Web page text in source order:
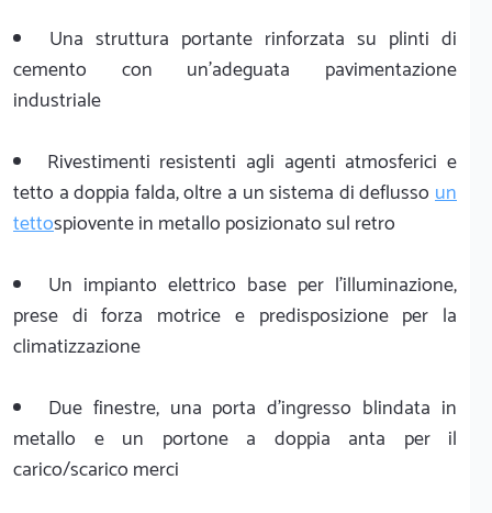
Una struttura portante rinforzata su plinti di
cemento con un'adeguata pavimentazione
industriale
Rivestimenti resistenti agli agenti atmosferici e
tetto a doppia falda, oltre a un sistema di deflusso un
tettospiovente in metallo posizionato sul retro
Un impianto elettrico base per l'illuminazione,
prese di forza motrice e predisposizione per la
climatizzazione
Due finestre, una porta d'ingresso blindata in
metallo e un portone a doppia anta per il
carico/scarico merci